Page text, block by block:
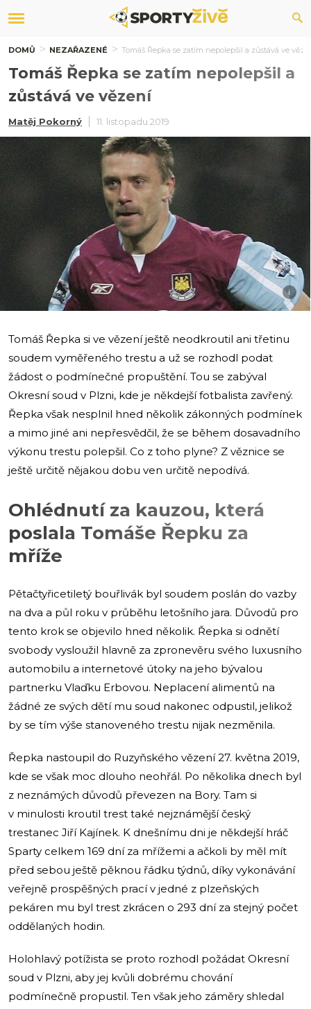
DOMŮ NEZAŘAZENÉ Tomáš Řepka se zatím nepolepšil a zůstává ve
Tomáš Řepka se zatím nepolepšil a
zůstává ve vězení
Matěj Pokorný 11. listopadu 2019
i
Tomáš Řepka si ve vězení ještě neodkroutil ani třetinu
soudem vyměřeného trestu a už se rozhodl podat
žádost o podmínečné propuštění. Tou se zabýval
Okresní soud v Plzni, kde je někdejší fotbalista zavřený.
Řepka však nesplnil hned několik zákonných podmínek
a mimo jiné ani nepřesvědčil, že se během dosavadního
výkonu trestu polepšil. Co z toho plyne? Z věznice se
ještě určitě nějakou dobu ven určitě nepodívá.
Ohlédnutí za kauzou, která
poslala Tomáše Řepku za
mříže
Pětačtyřicetiletý bouřlivák byl soudem poslán do vazby
na dva a půl roku v průběhu letošního jara. Důvodů pro
tento krok se objevilo hned několik. Řepka si odnětí
svobody vysloužil hlavně za zpronevěru svého luxusního
automobilu a internetové útoky na jeho bývalou
partnerku Vlaďku Erbovou. Neplacení alimentů na
žádné ze svých dětí mu soud nakonec odpustil, jelikož
by se tím výše stanoveného trestu nijak nezměnila.
Řepka nastoupil do Ruzyňského vězení 27. května 2019,
kde se však moc dlouho neohřál. Po několika dnech byl
z neznámých důvodů převezen na Bory. Tam si
v minulosti kroutil trest také nejznámější český
trestanec Jiří Kajínek. K dnešnímu dni je někdejší hráč
Sparty celkem 169 dní za mřížemi a ačkoli by měl mít
před sebou ještě pěknou řádku týdnů, díky vykonávání
veřejně prospěšných prací v jedné z plzeňských
pekáren mu byl trest zkrácen o 293 dní za stejný počet
oddělaných hodin.
Holohlavý potížista se proto rozhodl požádat Okresní
soud v Plzni, aby jej kvůli dobrému chování
podmínečně propustil. Ten však jeho záměry shledal